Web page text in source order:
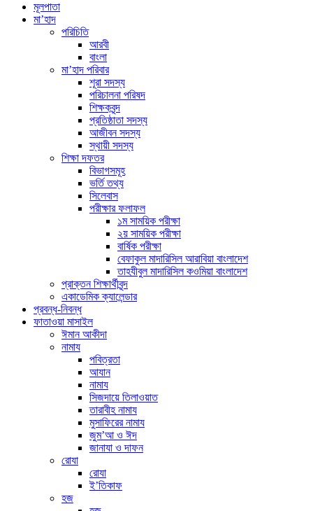
মূলপাতা
মা’হাদ
পরিচিতি
আরবী
বাংলা
মা’হাদ পরিবার
শূরা সদস্য
পরিচালনা পরিষদ
শিক্ষকবৃন্দ
প্রতিষ্ঠাতা সদস্য
আজীবন সদস্য
স্থায়ী সদস্য
শিক্ষা দফতর
বিভাগসমূহ
ভর্তি তথ্য
সিলেবাস
পরীক্ষার ফলাফল
১ম সাময়িক পরীক্ষা
২য় সাময়িক পরীক্ষা
বার্ষিক পরীক্ষা
বেফাকুল মাদারিসিল আরাবিয়া বাংলাদেশ
তাহযীবুল মাদারিসিল কওমিয়া বাংলাদেশ
প্রাক্তন শিক্ষার্থীবৃন্দ
একাডেমিক ক্যালেন্ডার
প্রবন্ধ-নিবন্ধ
ফাতাওয়া মাসাইল
ঈমান আকীদা
নামায
পবিত্রতা
আযান
নামায
সিজদায়ে তিলাওয়াত
তারাবীহ নামায
মুসাফিরের নামায
জুম’আ ও ঈদ
জানাযা ও দাফন
রোযা
রোযা
ই’তিকাফ
হজ